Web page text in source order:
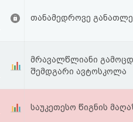
თანამედროვე
მრავალწლიანი
შემდგარი ავტოსკოლა
საუკეთესო წიგნის